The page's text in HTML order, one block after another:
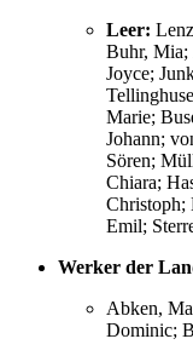
Leer:
Buhr, Mia;
Joyce;
Marie;
Johann;
Sören;
Chiara;
Christoph;
Emil;
Werker der
Abken,
Dominic;